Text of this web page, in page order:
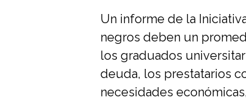
Un informe de la
negros deben un
los graduados
deuda, los prestatarios
necesidades